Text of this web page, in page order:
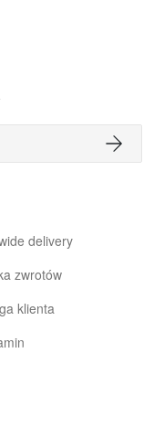
delivery
zwrotów
klienta